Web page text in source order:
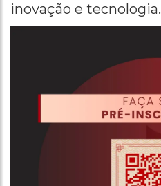
inovação e tecnologia.